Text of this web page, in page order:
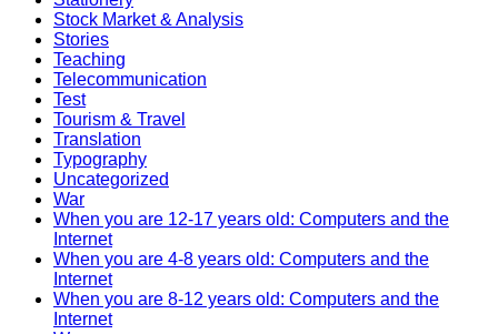
Stock Market & Analysis
Stories
Teaching
Telecommunication
Test
Tourism & Travel
Translation
Typography
Uncategorized
War
When you are 12-17 years old: Computers and the
Internet
When you are 4-8 years old: Computers and the
Internet
When you are 8-12 years old: Computers and the
Internet